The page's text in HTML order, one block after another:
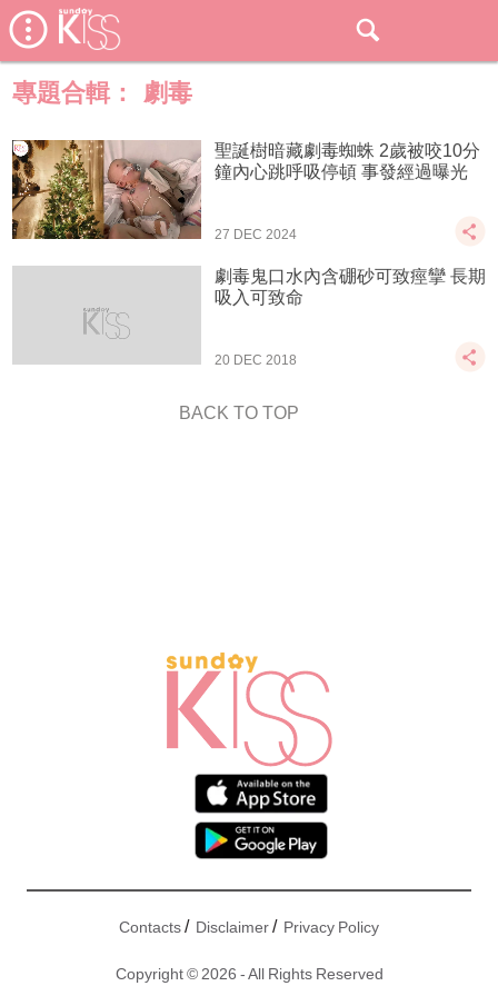
專題合輯： 劇毒
聖誕樹暗藏劇毒蜘蛛 2歲被咬10分
鐘內心跳呼吸停頓 事發經過曝光
27 DEC 2024
劇毒鬼口水內含硼砂可致痙攣 長期
吸入可致命
20 DEC 2018
BACK TO TOP
Contacts/ Disclaimer/ Privacy Policy
Copyright © 2026 - All Rights Reserved